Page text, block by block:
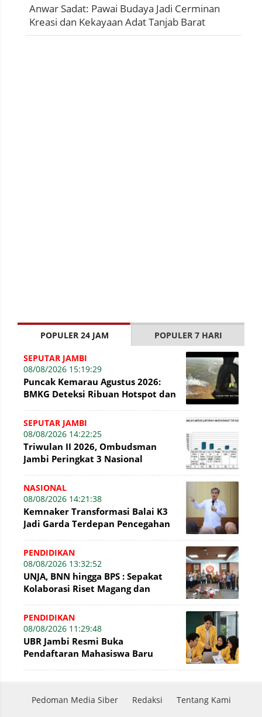
Anwar Sadat: Pawai Budaya Jadi Cerminan
Kreasi dan Kekayaan Adat Tanjab Barat
POPULER 24 JAM POPULER 7 HARI
SEPUTAR JAMBI
08/08/2026 15:19:29
Puncak Kemarau Agustus 2026:
BMKG Deteksi Ribuan Hotspot dan
SEPUTAR JAMBI
08/08/2026 14:22:25
Triwulan II 2026, Ombudsman
Jambi Peringkat 3 Nasional
NASIONAL
08/08/2026 14:21:38
Kemnaker Transformasi Balai K3
Jadi Garda Terdepan Pencegahan
PENDIDIKAN
08/08/2026 13:32:52
UNJA, BNN hingga BPS : Sepakat
Kolaborasi Riset Magang dan
PENDIDIKAN
08/08/2026 11:29:48
UBR Jambi Resmi Buka
Pendaftaran Mahasiswa Baru
Pedoman Media Siber Redaksi Tentang Kami